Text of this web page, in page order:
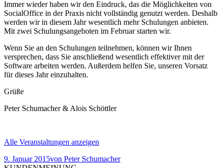
Immer wieder haben wir den Eindruck, das die Möglichkeiten von
SocialOffice in der Praxis nicht vollständig genutzt werden. Deshalb
werden wir in diesem Jahr wesentlich mehr Schulungen anbieten.
Mit zwei Schulungsangeboten im Februar starten wir.
Wenn Sie an den Schulungen teilnehmen, können wir Ihnen
versprechen, dass Sie anschließend wesentlich effektiver mit der
Software arbeiten werden. Außerdem helfen Sie, unseren Vorsatz
für dieses Jahr einzuhalten.
Grüße
Peter Schumacher & Alois Schöttler
Alle Veranstaltungen anzeigen
9. Januar 2015von Peter Schumacher